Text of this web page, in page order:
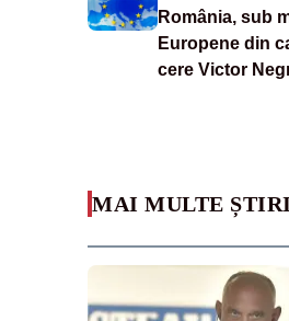
România, sub
Europene din
cere Victor
MAI MULTE